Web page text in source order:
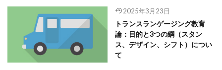
2025年3月23日
トランスランゲージング教育
論：目的と3つの綱（スタン
ス、デザイン、シフト）につい
て